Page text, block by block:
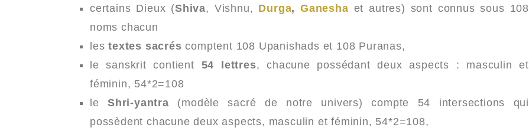
certains Dieux (Shiva, Vishnu, Durga,Ganesha et autres) sont connus sous 108
noms chacun
lestextes sacrés comptent 108 Upanishads et 108 Puranas,
le sanskrit contient 54 lettres, chacune possédant deux aspects : masculin et
féminin, 54*2=108
leShri-yantra (modèle sacré de notre univers) compte 54 intersections qui
possèdent chacune deux aspects, masculin et féminin, 54*2=108,